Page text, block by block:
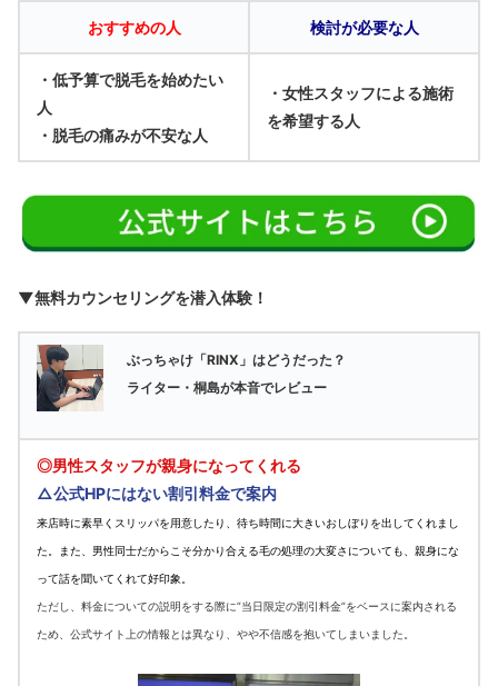
おすすめの人 検討が必要な人
・低予算で脱毛を始めたい
人
・脱毛の痛みが不安な人
・女性スタッフによる施術
を希望する人
▼無料カウンセリングを潜入体験！
ぶっちゃけ「RINX」はどうだった？
ライター・桐島が本音でレビュー
◎男性スタッフが親身になってくれる
△公式HPにはない割引料金で案内
来店時に素早くスリッパを用意したり、待ち時間に大きいおしぼりを出してくれまし
た。また、男性同士だからこそ分かり合える毛の処理の大変さについても、親身にな
って話を聞いてくれて好印象。
ただし、料金についての説明をする際に”当日限定の割引料金”をベースに案内される
ため、公式サイト上の情報とは異なり、やや不信感を抱いてしまいました。